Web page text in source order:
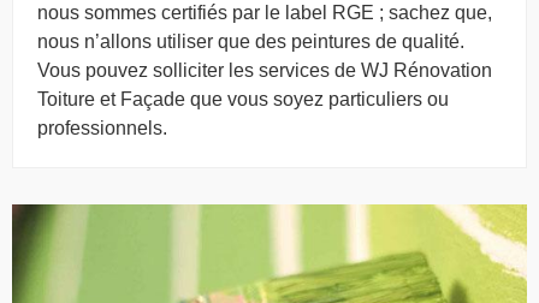
nous sommes certifiés par le label RGE ; sachez que,
nous n’allons utiliser que des peintures de qualité.
Vous pouvez solliciter les services de WJ Rénovation
Toiture et Façade que vous soyez particuliers ou
professionnels.